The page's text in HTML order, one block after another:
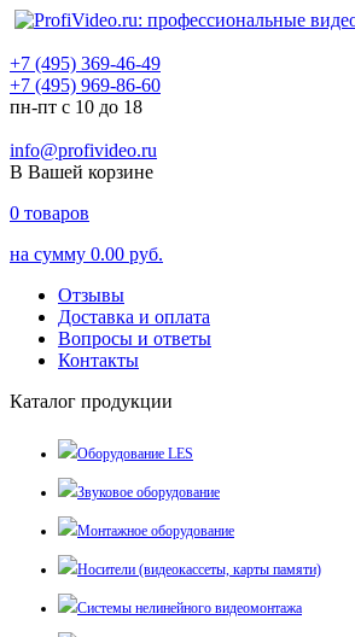
+7 (495) 369-46-49
+7 (495) 969-86-60
пн-пт с 10 до 18
info@profivideo.ru
В Вашей корзине
0 товаров
на сумму 0.00 руб.
Отзывы
Доставка и оплата
Вопросы и ответы
Контакты
Каталог продукции
Оборудование LES
Звуковое оборудование
Монтажное оборудование
Носители (видеокассеты, карты памяти)
Системы нелинейного видеомонтажа